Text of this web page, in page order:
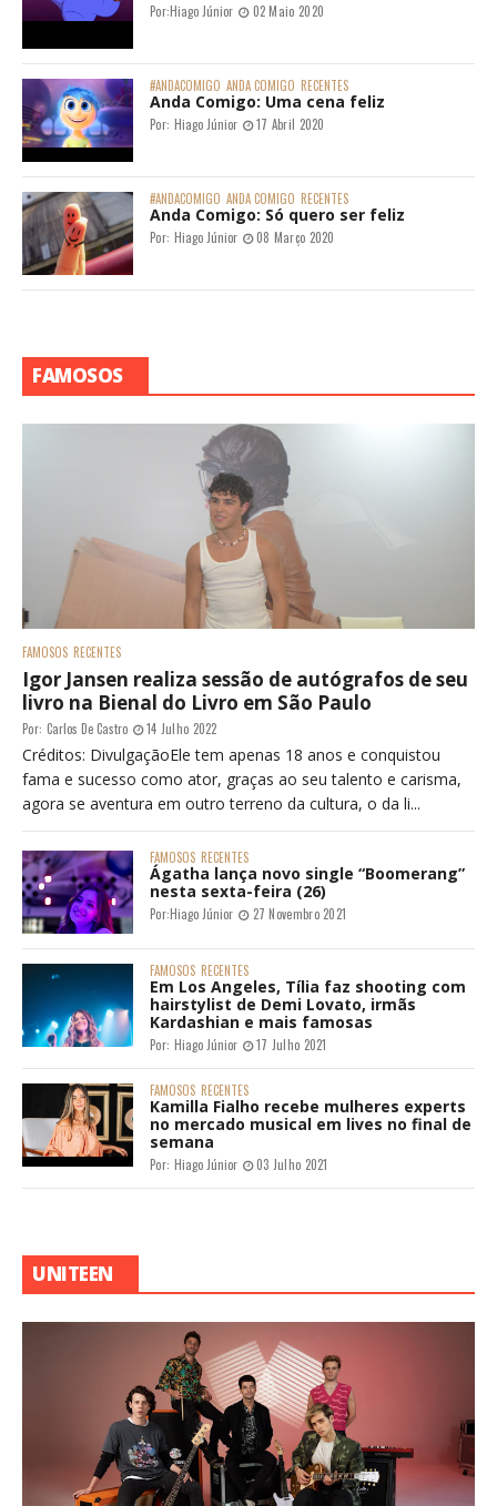
Por:Hiago Júnior 02 Maio 2020
#ANDACOMIGO ANDA COMIGO RECENTES
Anda Comigo: Uma cena feliz
Por: Hiago Júnior 17 Abril 2020
#ANDACOMIGO ANDA COMIGO RECENTES
Anda Comigo: Só quero ser feliz
Por: Hiago Júnior 08 Março 2020
FAMOSOS
FAMOSOS RECENTES
Igor Jansen realiza sessão de autógrafos de seu
livro na Bienal do Livro em São Paulo
Por: Carlos De Castro 14 Julho 2022
Créditos: DivulgaçãoEle tem apenas 18 anos e conquistou
fama e sucesso como ator, graças ao seu talento e carisma,
agora se aventura em outro terreno da cultura, o da li...
FAMOSOS RECENTES
Ágatha lança novo single “Boomerang”
nesta sexta-feira (26)
Por:Hiago Júnior 27 Novembro 2021
FAMOSOS RECENTES
Em Los Angeles, Tília faz shooting com
hairstylist de Demi Lovato, irmãs
Kardashian e mais famosas
Por: Hiago Júnior 17 Julho 2021
FAMOSOS RECENTES
Kamilla Fialho recebe mulheres experts
no mercado musical em lives no final de
semana
Por: Hiago Júnior 03 Julho 2021
UNITEEN